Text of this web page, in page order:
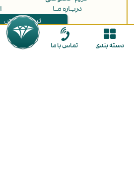
دسته بندی تماس با ما
دربـاره مـا
ثبت سفارش
راهنمای ثبت نام
راهنمای خرید